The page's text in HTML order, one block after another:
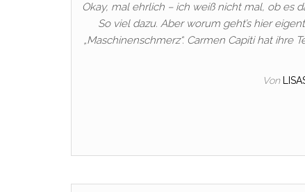
Okay, mal ehrlich – ich weiß nicht mal, ob es
So viel dazu. Aber worum geht’s hier
„Maschinenschmerz“. Carmen Capiti hat
Von